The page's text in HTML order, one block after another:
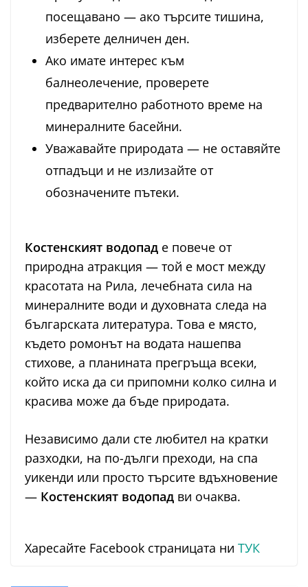
посещавано — ако търсите тишина,
изберете делничен ден.
Ако имате интерес към
балнеолечение, проверете
предварително работното време на
минералните басейни.
Уважавайте природата — не оставяйте
отпадъци и не излизайте от
обозначените пътеки.
Костенският водопад е повече от
природна атракция — той е мост между
красотата на Рила, лечебната сила на
минералните води и духовната следа на
българската литература. Това е място,
където ромонът на водата нашепва
стихове, а планината прегръща всеки,
който иска да си припомни колко силна и
красива може да бъде природата.
Независимо дали сте любител на кратки
разходки, на по-дълги преходи, на спа
уикенди или просто търсите вдъхновение
— Костенският водопад ви очаква.
Харесайте Facebook страницата ни ТУК